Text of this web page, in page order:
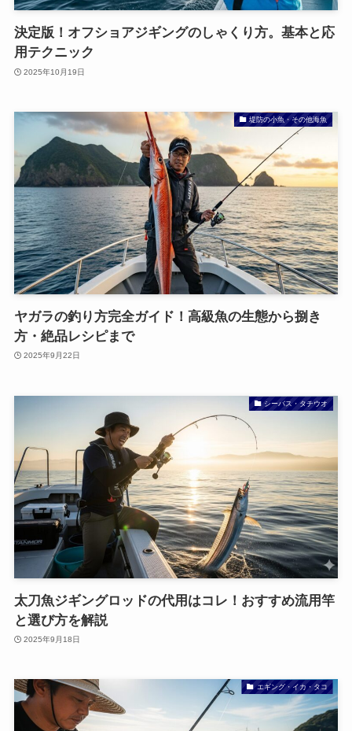
決定版！オフショアジギングのしゃくり方。基本と応
用テクニック
2025年10月19日
堤防の小魚・その他海魚
ヤガラの釣り方完全ガイド！高級魚の生態から捌き
方・絶品レシピまで
2025年9月22日
シーバス・タチウオ
太刀魚ジギングロッドの代用はコレ！おすすめ流用竿
と選び方を解説
2025年9月18日
エギング・イカ・タコ